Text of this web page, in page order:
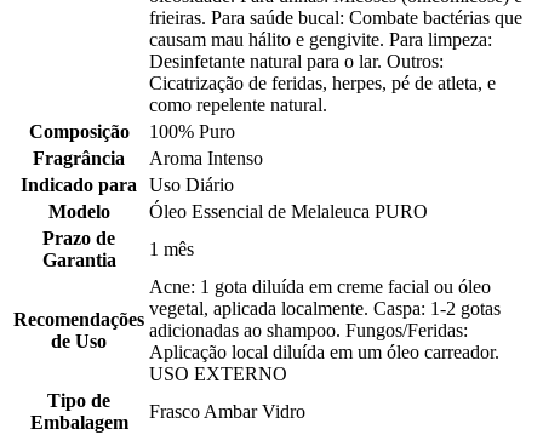
frieiras. Para saúde bucal: Combate bactérias que
causam mau hálito e gengivite. Para limpeza:
Desinfetante natural para o lar. Outros:
Cicatrização de feridas, herpes, pé de atleta, e
como repelente natural.
Composição
100% Puro
Fragrância
Aroma Intenso
Indicado para
Uso Diário
Modelo
Óleo Essencial de Melaleuca PURO
Prazo de
Garantia
1 mês
Recomendações
de Uso
Acne: 1 gota diluída em creme facial ou óleo
vegetal, aplicada localmente. Caspa: 1-2 gotas
adicionadas ao shampoo. Fungos/Feridas:
Aplicação local diluída em um óleo carreador.
USO EXTERNO
Tipo de
Embalagem
Frasco Ambar Vidro